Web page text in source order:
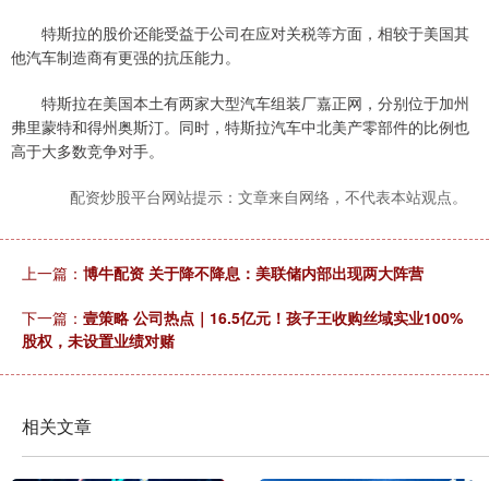
特斯拉的股价还能受益于公司在应对关税等方面，相较于美国其
他汽车制造商有更强的抗压能力。
特斯拉在美国本土有两家大型汽车组装厂嘉正网，分别位于加州
弗里蒙特和得州奥斯汀。同时，特斯拉汽车中北美产零部件的比例也
高于大多数竞争对手。
配资炒股平台网站提示：文章来自网络，不代表本站观点。
上一篇： 博牛配资 关于降不降息：美联储内部出现两大阵营
下一篇： 壹策略 公司热点｜16.5亿元！孩子王收购丝域实业100%
股权，未设置业绩对赌
相关文章